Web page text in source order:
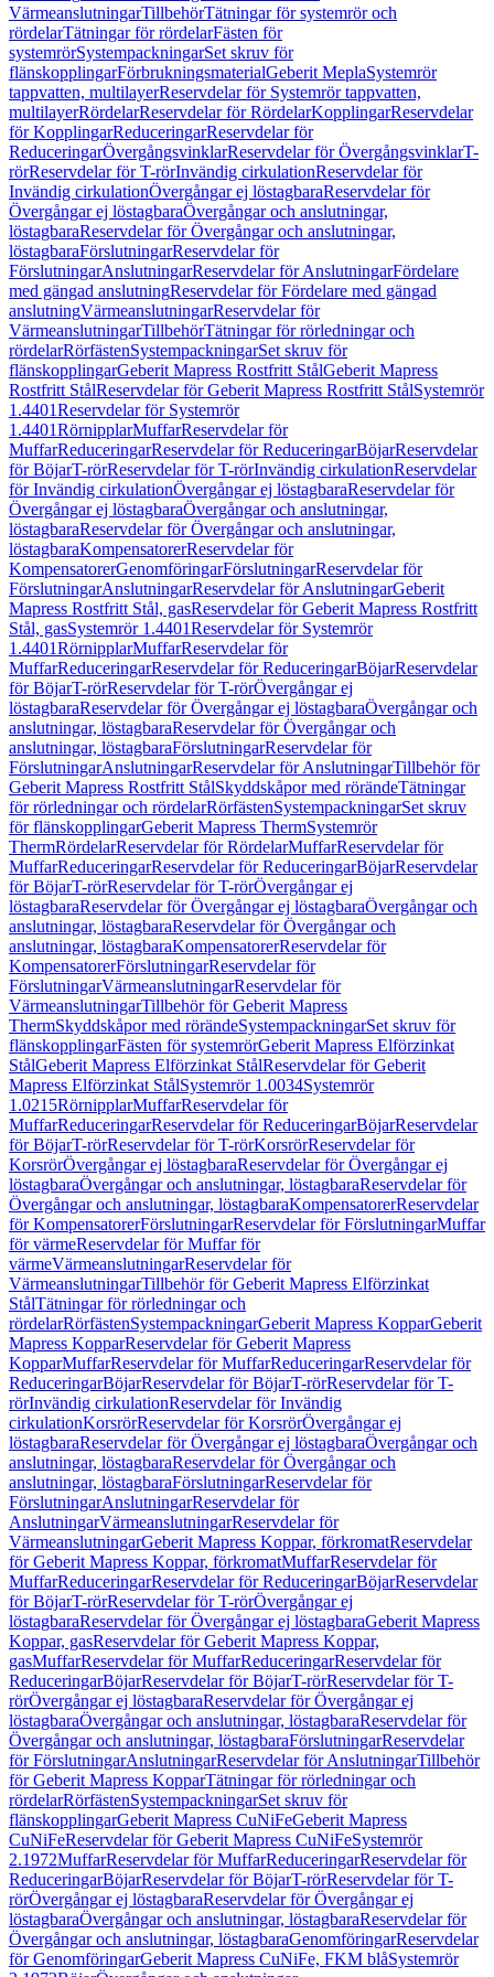
VärmeanslutningarTillbehörTätningar för systemrör och
rördelarTätningar för rördelarFästen för
systemrörSystempackningarSet skruv för
flänskopplingarFörbrukningsmaterialGeberit MeplaSystemrör
tappvatten, multilayerReservdelar för Systemrör tappvatten,
multilayerRördelarReservdelar för RördelarKopplingarReservdelar
för KopplingarReduceringarReservdelar för
ReduceringarÖvergångsvinklarReservdelar för ÖvergångsvinklarT-
rörReservdelar för T-rörInvändig cirkulationReservdelar för
Invändig cirkulationÖvergångar ej löstagbaraReservdelar för
Övergångar ej löstagbaraÖvergångar och anslutningar,
löstagbaraReservdelar för Övergångar och anslutningar,
löstagbaraFörslutningarReservdelar för
FörslutningarAnslutningarReservdelar för AnslutningarFördelare
med gängad anslutningReservdelar för Fördelare med gängad
anslutningVärmeanslutningarReservdelar för
VärmeanslutningarTillbehörTätningar för rörledningar och
rördelarRörfästenSystempackningarSet skruv för
flänskopplingarGeberit Mapress Rostfritt StålGeberit Mapress
Rostfritt StålReservdelar för Geberit Mapress Rostfritt StålSystemrör
1.4401Reservdelar för Systemrör
1.4401RörnipplarMuffarReservdelar för
MuffarReduceringarReservdelar för ReduceringarBöjarReservdelar
för BöjarT-rörReservdelar för T-rörInvändig cirkulationReservdelar
för Invändig cirkulationÖvergångar ej löstagbaraReservdelar för
Övergångar ej löstagbaraÖvergångar och anslutningar,
löstagbaraReservdelar för Övergångar och anslutningar,
löstagbaraKompensatorerReservdelar för
KompensatorerGenomföringarFörslutningarReservdelar för
FörslutningarAnslutningarReservdelar för AnslutningarGeberit
Mapress Rostfritt Stål, gasReservdelar för Geberit Mapress Rostfritt
Stål, gasSystemrör 1.4401Reservdelar för Systemrör
1.4401RörnipplarMuffarReservdelar för
MuffarReduceringarReservdelar för ReduceringarBöjarReservdelar
för BöjarT-rörReservdelar för T-rörÖvergångar ej
löstagbaraReservdelar för Övergångar ej löstagbaraÖvergångar och
anslutningar, löstagbaraReservdelar för Övergångar och
anslutningar, löstagbaraFörslutningarReservdelar för
FörslutningarAnslutningarReservdelar för AnslutningarTillbehör för
Geberit Mapress Rostfritt StålSkyddskåpor med rörändeTätningar
för rörledningar och rördelarRörfästenSystempackningarSet skruv
för flänskopplingarGeberit Mapress ThermSystemrör
ThermRördelarReservdelar för RördelarMuffarReservdelar för
MuffarReduceringarReservdelar för ReduceringarBöjarReservdelar
för BöjarT-rörReservdelar för T-rörÖvergångar ej
löstagbaraReservdelar för Övergångar ej löstagbaraÖvergångar och
anslutningar, löstagbaraReservdelar för Övergångar och
anslutningar, löstagbaraKompensatorerReservdelar för
KompensatorerFörslutningarReservdelar för
FörslutningarVärmeanslutningarReservdelar för
VärmeanslutningarTillbehör för Geberit Mapress
ThermSkyddskåpor med rörändeSystempackningarSet skruv för
flänskopplingarFästen för systemrörGeberit Mapress Elförzinkat
StålGeberit Mapress Elförzinkat StålReservdelar för Geberit
Mapress Elförzinkat StålSystemrör 1.0034Systemrör
1.0215RörnipplarMuffarReservdelar för
MuffarReduceringarReservdelar för ReduceringarBöjarReservdelar
för BöjarT-rörReservdelar för T-rörKorsrörReservdelar för
KorsrörÖvergångar ej löstagbaraReservdelar för Övergångar ej
löstagbaraÖvergångar och anslutningar, löstagbaraReservdelar för
Övergångar och anslutningar, löstagbaraKompensatorerReservdelar
för KompensatorerFörslutningarReservdelar för FörslutningarMuffar
för värmeReservdelar för Muffar för
värmeVärmeanslutningarReservdelar för
VärmeanslutningarTillbehör för Geberit Mapress Elförzinkat
StålTätningar för rörledningar och
rördelarRörfästenSystempackningarGeberit Mapress KopparGeberit
Mapress KopparReservdelar för Geberit Mapress
KopparMuffarReservdelar för MuffarReduceringarReservdelar för
ReduceringarBöjarReservdelar för BöjarT-rörReservdelar för T-
rörInvändig cirkulationReservdelar för Invändig
cirkulationKorsrörReservdelar för KorsrörÖvergångar ej
löstagbaraReservdelar för Övergångar ej löstagbaraÖvergångar och
anslutningar, löstagbaraReservdelar för Övergångar och
anslutningar, löstagbaraFörslutningarReservdelar för
FörslutningarAnslutningarReservdelar för
AnslutningarVärmeanslutningarReservdelar för
VärmeanslutningarGeberit Mapress Koppar, förkromatReservdelar
för Geberit Mapress Koppar, förkromatMuffarReservdelar för
MuffarReduceringarReservdelar för ReduceringarBöjarReservdelar
för BöjarT-rörReservdelar för T-rörÖvergångar ej
löstagbaraReservdelar för Övergångar ej löstagbaraGeberit Mapress
Koppar, gasReservdelar för Geberit Mapress Koppar,
gasMuffarReservdelar för MuffarReduceringarReservdelar för
ReduceringarBöjarReservdelar för BöjarT-rörReservdelar för T-
rörÖvergångar ej löstagbaraReservdelar för Övergångar ej
löstagbaraÖvergångar och anslutningar, löstagbaraReservdelar för
Övergångar och anslutningar, löstagbaraFörslutningarReservdelar
för FörslutningarAnslutningarReservdelar för AnslutningarTillbehör
för Geberit Mapress KopparTätningar för rörledningar och
rördelarRörfästenSystempackningarSet skruv för
flänskopplingarGeberit Mapress CuNiFeGeberit Mapress
CuNiFeReservdelar för Geberit Mapress CuNiFeSystemrör
2.1972MuffarReservdelar för MuffarReduceringarReservdelar för
ReduceringarBöjarReservdelar för BöjarT-rörReservdelar för T-
rörÖvergångar ej löstagbaraReservdelar för Övergångar ej
löstagbaraÖvergångar och anslutningar, löstagbaraReservdelar för
Övergångar och anslutningar, löstagbaraGenomföringarReservdelar
för GenomföringarGeberit Mapress CuNiFe, FKM blåSystemrör